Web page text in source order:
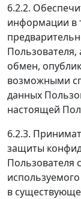
6.2.2.
информации в
Пользователя,
обмен,
возможными
данных
настоящей
6.2.3.
защиты
Пользователя
в